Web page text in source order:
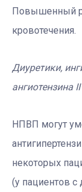
Повышенный
кровотечения.
Диуретики,
ангиотензина II
НПВП могут
некоторых
(у пациентов с